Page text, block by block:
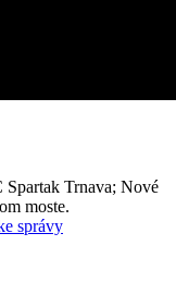
Trnava; Nové
moste.
správy